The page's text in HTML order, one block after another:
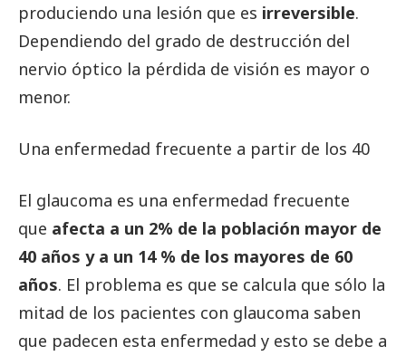
produciendo una lesión que es irreversible.
Dependiendo del grado de destrucción del
nervio óptico la pérdida de visión es mayor o
menor.
Una enfermedad frecuente a partir de los 40
El glaucoma es una enfermedad frecuente
que afecta a un 2% de la población mayor de
40 años y a un 14 % de los mayores de 60
años. El problema es que se calcula que sólo la
mitad de los pacientes con glaucoma saben
que padecen esta enfermedad y esto se debe a